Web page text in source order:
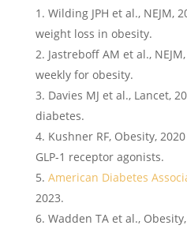
Wilding JPH et al., NEJM,
weight loss in obesity.
Jastreboff AM et al.,
weekly for obesity.
Davies MJ et al., Lancet,
diabetes.
Kushner RF, Obesity,
GLP-1 receptor agonists.
American Diabetes
2023.
Wadden TA et al.,